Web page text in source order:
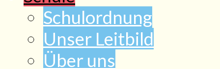
Schulordnung
Unser Leitbild
Über uns